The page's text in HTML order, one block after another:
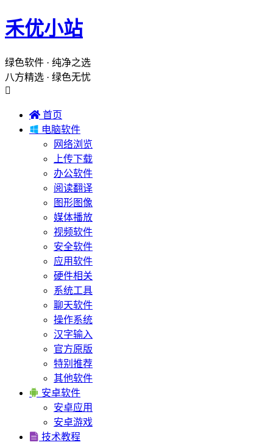
禾优小站
绿色软件 · 纯净之选
八方精选 · 绿色无忧

 首页
 电脑软件
网络浏览
上传下载
办公软件
阅读翻译
图形图像
媒体播放
视频软件
安全软件
应用软件
硬件相关
系统工具
聊天软件
操作系统
汉字输入
官方原版
特别推荐
其他软件
 安卓软件
安卓应用
安卓游戏
 技术教程